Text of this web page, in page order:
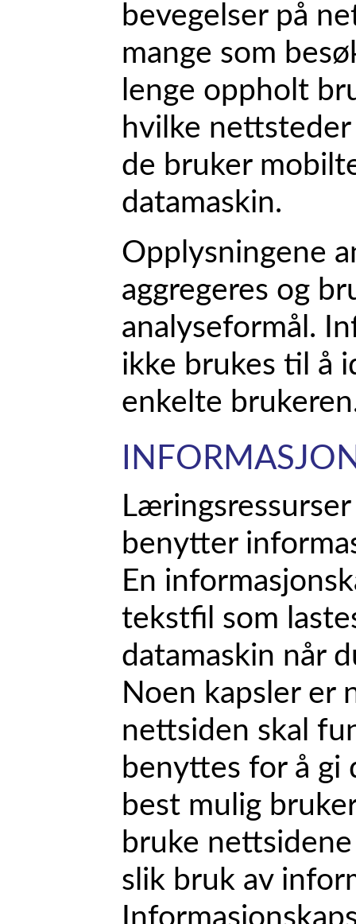
bevegelser på
mange som
lenge oppholt
hvilke
de bruker
datamaskin.
Opplysningene
aggregeres og
analyseformål.
ikke brukes til å
enkelte
benytter
En
tekstfil som
datamaskin når
Noen kapsler er
nettsiden skal
benyttes for å gi
best mulig
bruke
slik bruk av